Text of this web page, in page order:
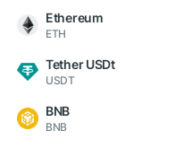
Ethereum
ETH
Tether USDt
USDT
BNB
BNB